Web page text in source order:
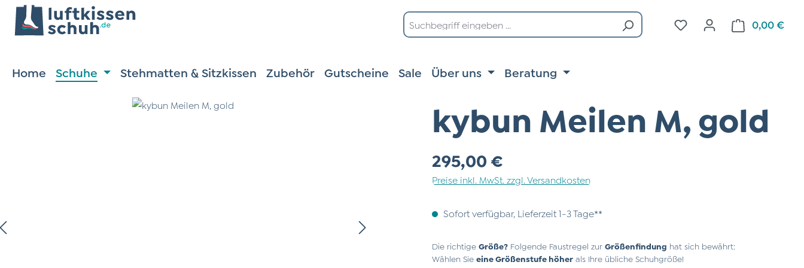
Hauptinhalt springen
Zur Suche springen
Zur Hauptnavigation springen
Du hast 0 Produkte auf
0,00 €
Home Schuhe Stehmatten & Sitzkissen Zubehör Gutscheine Sale Über uns Beratung
kybun Meilen M, gold
Regulärer Preis:
295,00 €
Preise inkl. MwSt. zzgl. Versandkosten
Sofort verfügbar, Lieferzeit 1-3 Tage**
Die richtige Größe? Folgende Faustregel zur Größenfindung hat sich bewährt:
Wählen Sie eine Größenstufe höher als Ihre übliche Schuhgröße!